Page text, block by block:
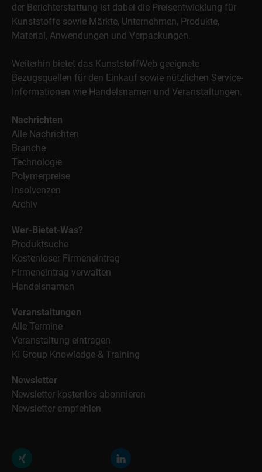
der Berichterstattung ist dabei die Preisentwicklung für
Kunststoffe sowie Märkte, Unternehmen, Produkte,
Material, Anwendungen und Verpackungen.
Weiterhin bietet das KunststoffWeb geeignete
Bezugsquellen für den Einkauf sowie nützlichen Service-
Informationen wie Handelsnamen und Veranstaltungen.
Nachrichten
Alle Nachrichten
Branche
Technologie
Polymerpreise
Insolvenzen
Archiv
Wer-Bietet-Was?
Produktsuche
Kostenloser Firmeneintrag
Firmeneintrag verwalten
Handelsnamen
Veranstaltungen
Alle Termine
Veranstaltung eintragen
KI Group Knowledge & Training
Newsletter
Newsletter kostenlos abonnieren
Newsletter empfehlen